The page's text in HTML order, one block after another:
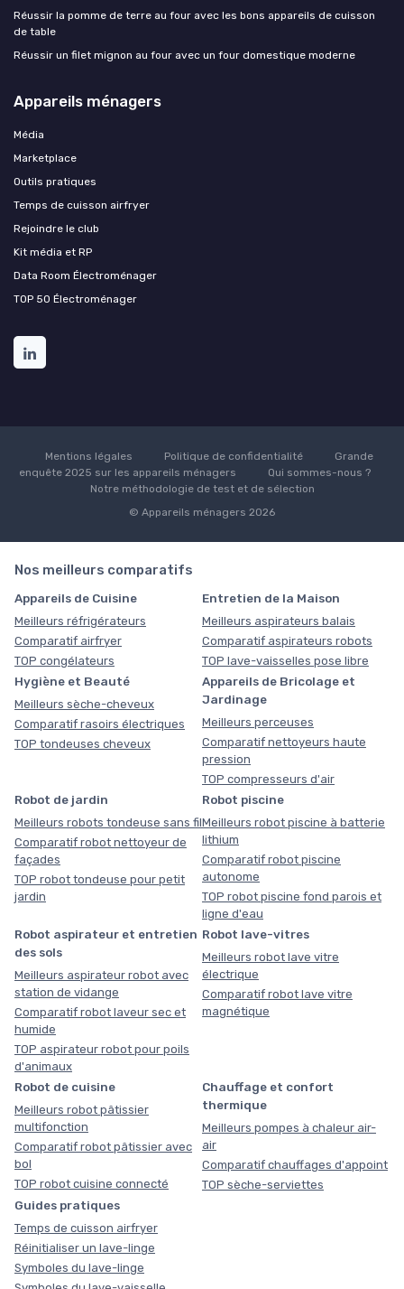
Réussir la pomme de terre au four avec les bons appareils de cuisson
de table
Réussir un filet mignon au four avec un four domestique moderne
Appareils ménagers
Média
Marketplace
Outils pratiques
Temps de cuisson airfryer
Rejoindre le club
Kit média et RP
Data Room Électroménager
TOP 50 Électroménager
Mentions légales Politique de confidentialité
Grande
enquête 2025 sur les appareils ménagers
Qui sommes-nous ?
Notre méthodologie de test et de sélection
© Appareils ménagers 2026
Nos meilleurs comparatifs
Appareils de Cuisine
Meilleurs réfrigérateurs
Comparatif airfryer
TOP congélateurs
Entretien de la Maison
Meilleurs aspirateurs balais
Comparatif aspirateurs robots
TOP lave-vaisselles pose libre
Hygiène et Beauté
Meilleurs sèche-cheveux
Comparatif rasoirs électriques
TOP tondeuses cheveux
Appareils de Bricolage et
Jardinage
Meilleurs perceuses
Comparatif nettoyeurs haute
pression
TOP compresseurs d'air
Robot de jardin
Meilleurs robots tondeuse sans fil
Comparatif robot nettoyeur de
façades
TOP robot tondeuse pour petit
jardin
Robot piscine
Meilleurs robot piscine à batterie
lithium
Comparatif robot piscine
autonome
TOP robot piscine fond parois et
ligne d'eau
Robot aspirateur et entretien
des sols
Meilleurs aspirateur robot avec
station de vidange
Comparatif robot laveur sec et
humide
TOP aspirateur robot pour poils
d'animaux
Robot lave-vitres
Meilleurs robot lave vitre
électrique
Comparatif robot lave vitre
magnétique
Robot de cuisine
Meilleurs robot pâtissier
multifonction
Comparatif robot pâtissier avec
bol
TOP robot cuisine connecté
Chauffage et confort
thermique
Meilleurs pompes à chaleur air-
air
Comparatif chauffages d'appoint
TOP sèche-serviettes
Guides pratiques
Temps de cuisson airfryer
Réinitialiser un lave-linge
Symboles du lave-linge